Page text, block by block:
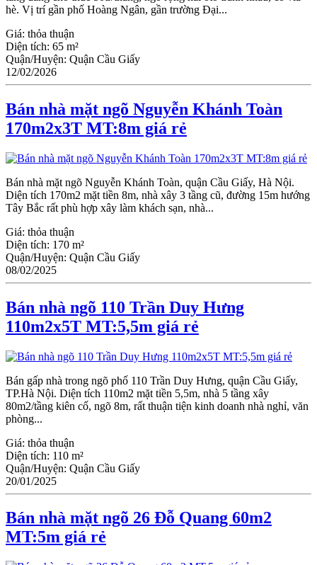
hè. Vị trí gần phố Hoàng Ngân, gần trường Đại...
Giá: thỏa thuận
Diện tích: 65 m²
Quận/Huyện: Quận Cầu Giấy
12/02/2026
Bán nhà mặt ngõ Nguyễn Khánh Toàn
170m2x3T MT:8m giá rẻ
Bán nhà mặt ngõ Nguyễn Khánh Toàn, quận Cầu Giấy, Hà Nội.
Diện tích 170m2 mặt tiền 8m, nhà xây 3 tầng cũ, đường 15m hướng
Tây Bắc rất phù hợp xây làm khách sạn, nhà...
Giá: thỏa thuận
Diện tích: 170 m²
Quận/Huyện: Quận Cầu Giấy
08/02/2025
Bán nhà ngõ 110 Trần Duy Hưng
110m2x5T MT:5,5m giá rẻ
Bán gấp nhà trong ngõ phố 110 Trần Duy Hưng, quận Cầu Giấy,
TP.Hà Nội. Diện tích 110m2 mặt tiền 5,5m, nhà 5 tầng xây
80m2/tầng kiên cố, ngõ 8m, rất thuận tiện kinh doanh nhà nghỉ, văn
phòng...
Giá: thỏa thuận
Diện tích: 110 m²
Quận/Huyện: Quận Cầu Giấy
20/01/2025
Bán nhà mặt ngõ 26 Đỗ Quang 60m2
MT:5m giá rẻ